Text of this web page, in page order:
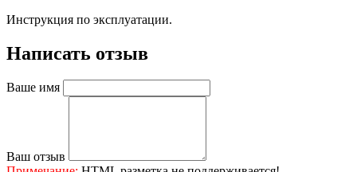
Инструкция по эксплуатации.
Написать отзыв
Ваше имя
Ваш отзыв